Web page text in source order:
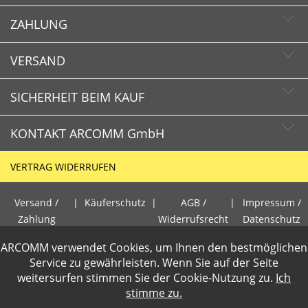
ARCOMM verwendet Cookies, um Ihnen den bestmöglichen
Service zu gewährleisten. Wenn Sie auf der Seite
weitersurfen stimmen Sie der Cookie-Nutzungzu. Ich
stimme zu.
Newsletter abonnieren
Newsletter abbestellen
ZAHLUNG
VERSAND
SICHERHEIT BEIM KAUF
Schnelle Lieferzeiten
Käuferschutz
Sichere Zahlung mit SSL-Verschlüsselung
Datenschutz
perfekter Schutz gegen kriminelle Angriffe
Sicheres Bezahlen mit Kreditkarte
KONTAKT ARCOMM GmbH
+49 (0)30 351 26 92 80
E-Mail
info@arcomm.de
VERTRAG WIDERRUFEN
Versand /
Zahlung
| Käuferschutz |
AGB /
Widerrufsrecht
|
Impressum /
Datenschutz
Gewerbetreibende loggen sich bitte ein f�r die Anzeige der
Nettopreise. Preisangaben inkl.19% MwSt und zzgl.Service- und
Versandkosten